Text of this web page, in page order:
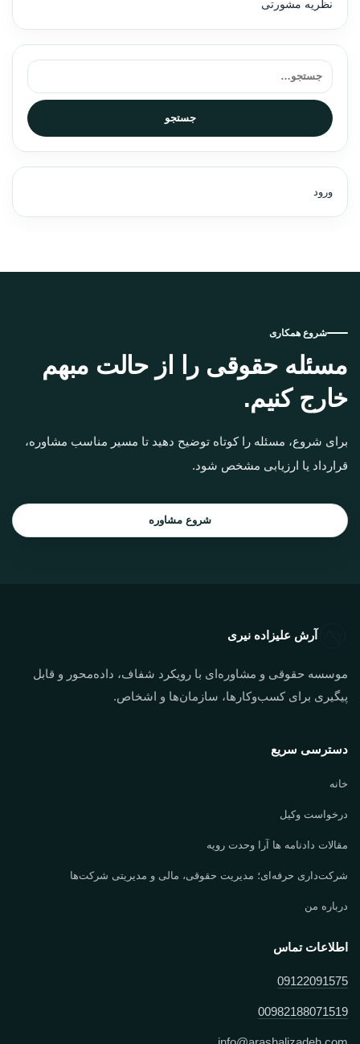
نظریه مشورتی
جستجو برای:
جستجو
ورود
شروع همکاری
مسئله حقوقی را از حالت مبهم
خارج کنیم.
برای شروع، مسئله را کوتاه توضیح دهید تا مسیر مناسب مشاوره،
قرارداد یا ارزیابی مشخص شود.
شروع مشاوره
آرش علیزاده نیری
موسسه حقوقی و مشاوره‌ای با رویکرد شفاف، داده‌محور و قابل
پیگیری برای کسب‌وکارها، سازمان‌ها و اشخاص.
دسترسی سریع
خانه
درخواست وکیل
مقالات دادنامه ها آرا وحدت رویه
شرکت‌داری حرفه‌ای؛ مدیریت حقوقی، مالی و مدیریتی شرکت‌ها
درباره من
اطلاعات تماس
09122091575
00982188071519